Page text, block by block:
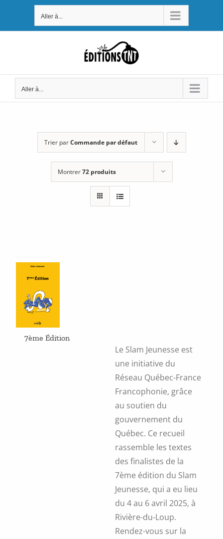
contenu
Aller à...
Aller à...
Trier parCommande par défaut
Montrer72 produits
7ème Édition
Le Slam Jeunesse est
une initiative du
Réseau Québec-France
Francophonie, grâce
au soutien du
gouvernement du
Québec. Ce recueil
rassemble les textes
des finalistes de la
7ème édition du Slam
Jeunesse, qui a eu lieu
du 4 au 6 avril 2025, à
Rivière-du-Loup.
Rendez-vous sur la